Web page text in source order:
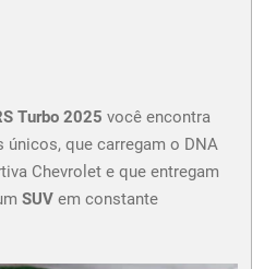
Turbo 2025 você encontra
únicos, que carregam o DNA
Chevrolet e que entregam
SUVem constante